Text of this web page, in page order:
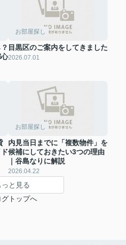
お部屋探し
目黒区のご案内をしてきました
2026.07.01
お部屋探し
内見当日までに「複数物件」を
候補にしておきたい3つの理由
｜谷島なりに解説
2026.04.22
っと見る
グトップへ